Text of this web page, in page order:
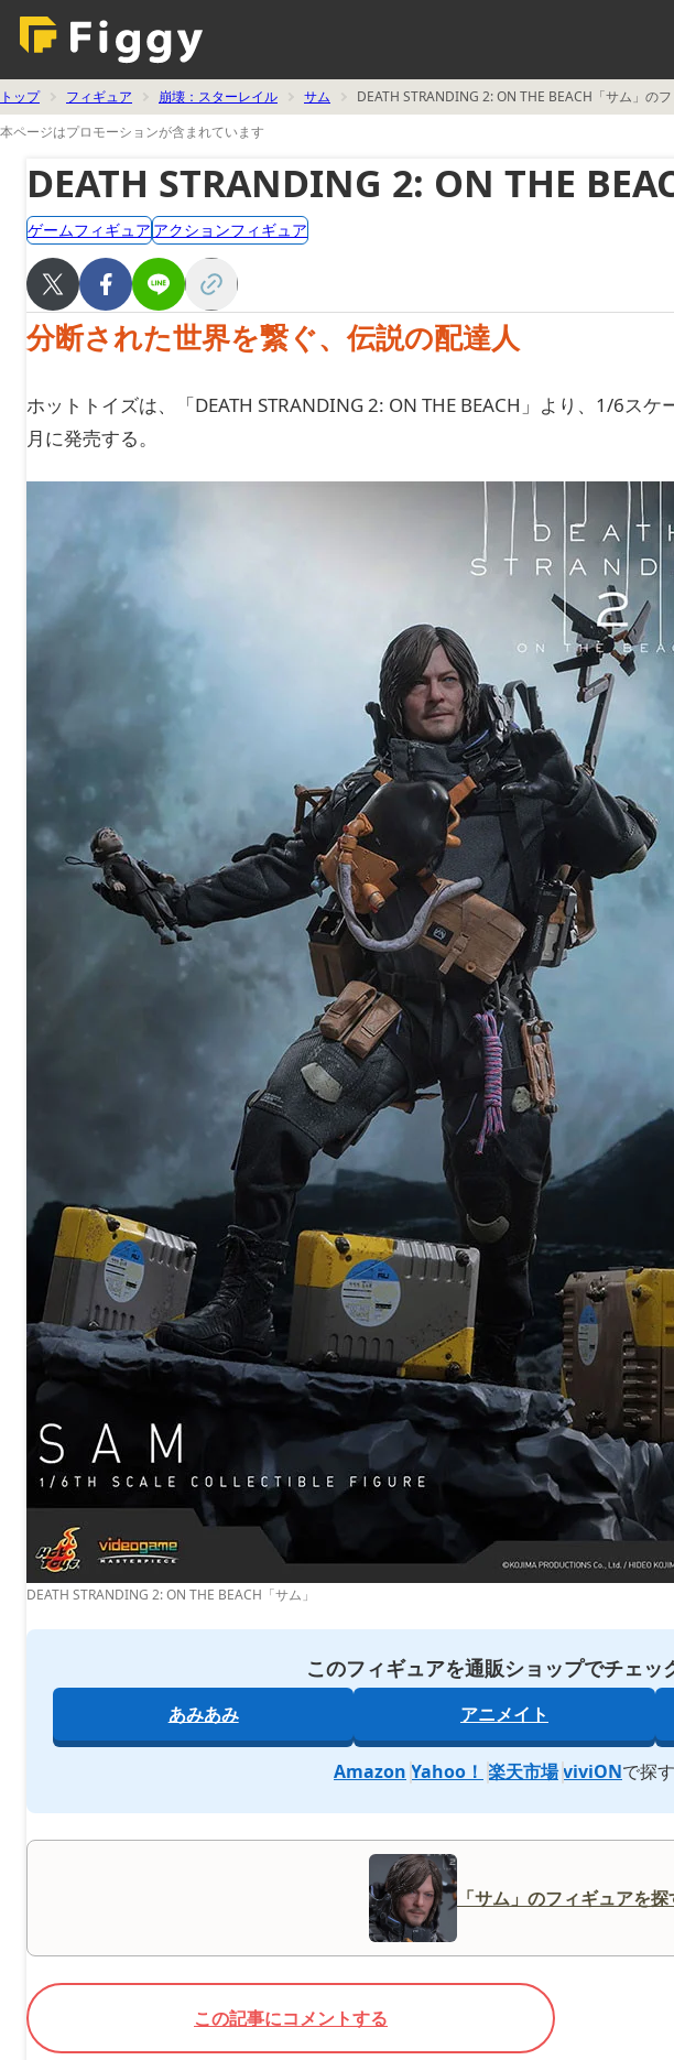
トップ フィギュア 崩壊：スターレイル サム
DEATH STRANDING 2: ON THE BEACH「サム」の
本ページはプロモーションが含まれています
DEATH STRANDING 2: ON THE
ゲームフィギュア アクションフィギュア
分断された世界を繋ぐ、伝説の配達人
ホットトイズは、「DEATH STRANDING 2: ON THE BEACH」より、1/6ス
月に発売する。
DEATH STRANDING 2: ON THE BEACH「サム」
このフィギュアを通販ショップでチェッ
あみあみ アニメイト
Amazon Yahoo！ 楽天市場 viviONで探す
「サム」のフィギュアを探
この記事にコメントする